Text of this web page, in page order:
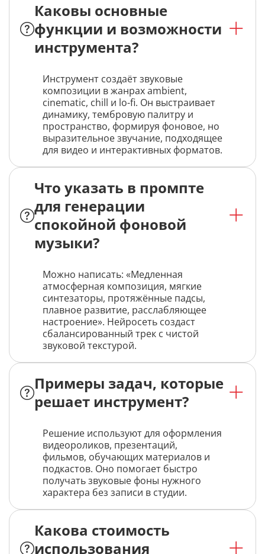
Каковы основные
функции и возможности
инструмента?
Инструмент создаёт звуковые
композиции в жанрах ambient,
cinematic, chill и lo-fi. Он выстраивает
динамику, тембровую палитру и
пространство, формируя фоновое, но
выразительное звучание, подходящее
для видео и интерактивных форматов.
Что указать в промпте
для генерации
спокойной фоновой
музыки?
Можно написать: «Медленная
атмосферная композиция, мягкие
синтезаторы, протяжённые падсы,
плавное развитие, расслабляющее
настроение». Нейросеть создаст
сбалансированный трек с чистой
звуковой текстурой.
Примеры задач, которые
решает инструмент?
Решение используют для оформления
видеороликов, презентаций,
фильмов, обучающих материалов и
подкастов. Оно помогает быстро
получать звуковые фоны нужного
характера без записи в студии.
Какова стоимость
использования